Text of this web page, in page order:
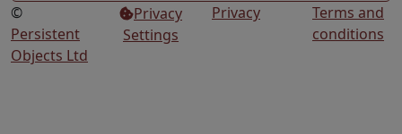
©
Persistent
Objects Ltd
Privacy
Settings
Privacy
Terms and
conditions